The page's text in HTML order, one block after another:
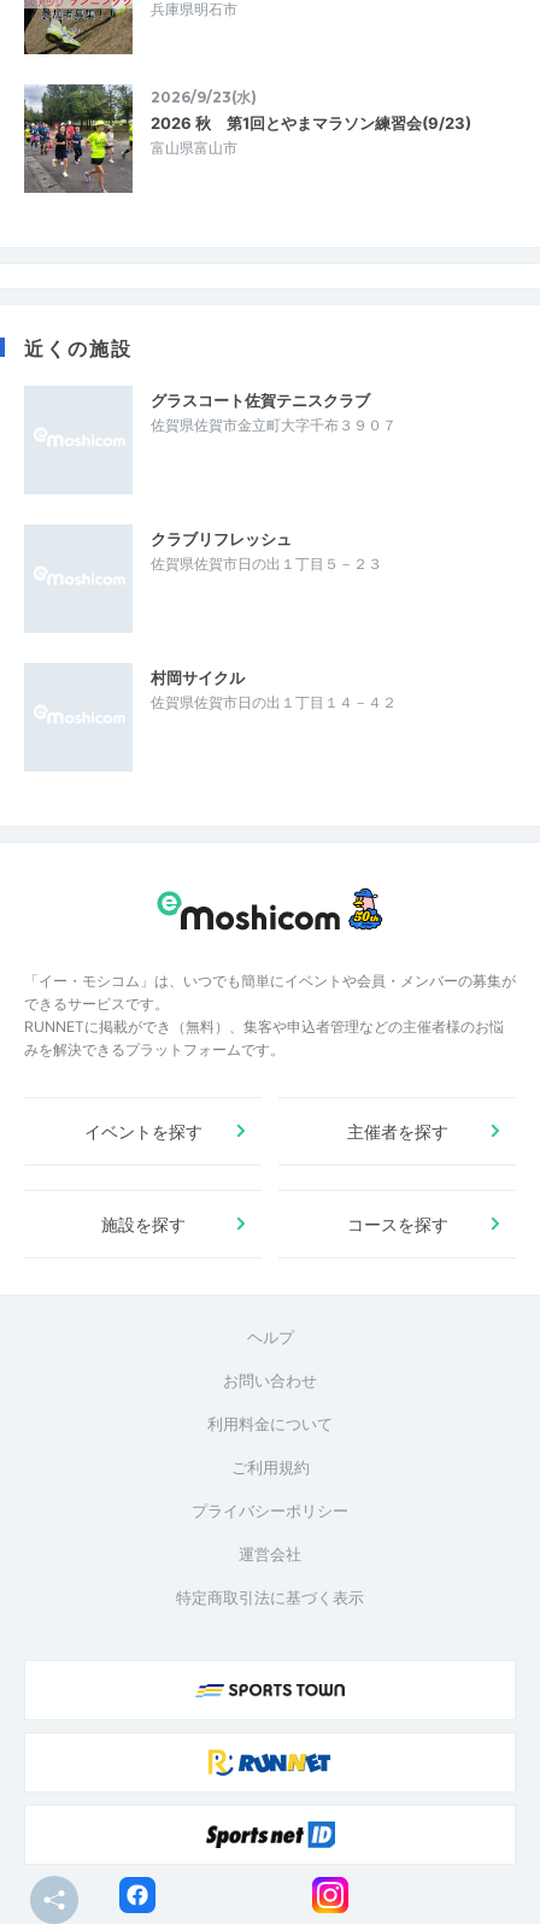
兵庫県明石市
2026/9/23(水)
2026 秋 第1回とやまマラソン練習会(9/23)
富山県富山市
近くの施設
グラスコート佐賀テニスクラブ
佐賀県佐賀市金立町大字千布３９０７
クラブリフレッシュ
佐賀県佐賀市日の出１丁目５－２３
村岡サイクル
佐賀県佐賀市日の出１丁目１４－４２
「イー・モシコム」は、いつでも簡単にイベントや会員・メンバーの募集が
できるサービスです。
RUNNETに掲載ができ（無料）、集客や申込者管理などの主催者様のお悩
みを解決できるプラットフォームです。
イベントを探す 主催者を探す
施設を探す コースを探す
ヘルプ
お問い合わせ
利用料金について
ご利用規約
プライバシーポリシー
運営会社
特定商取引法に基づく表示